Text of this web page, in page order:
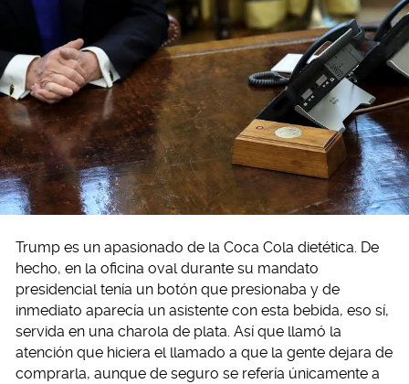
Trump es un apasionado de la Coca Cola dietética. De
hecho, en la oficina oval durante su mandato
presidencial tenía un botón que presionaba y de
inmediato aparecía un asistente con esta bebida, eso sí,
servida en una charola de plata. Así que llamó la
atención que hiciera el llamado a que la gente dejara de
comprarla, aunque de seguro se refería únicamente a